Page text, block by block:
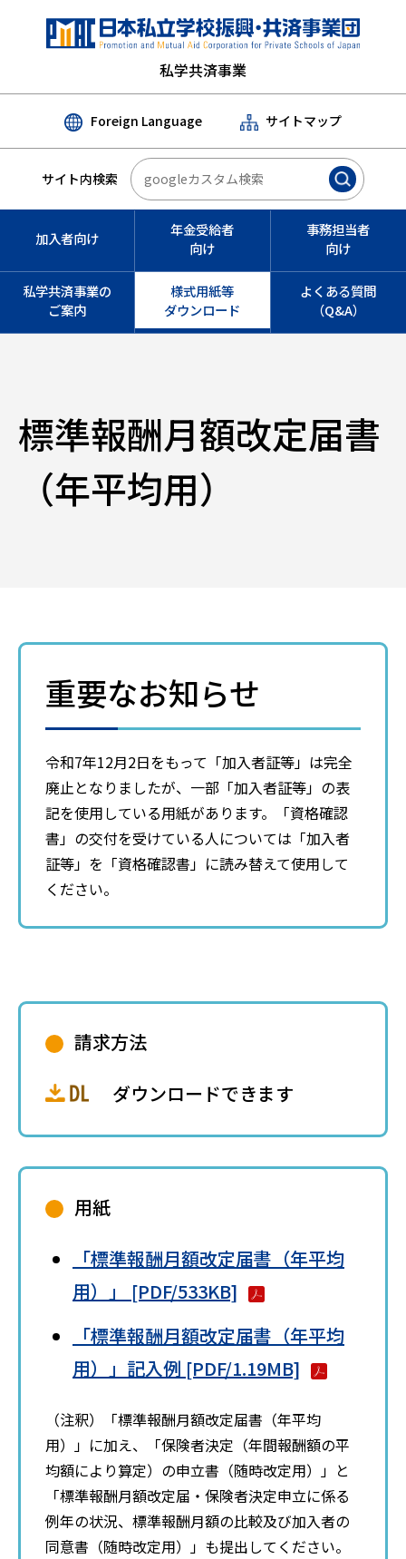
私学共済事業
Foreign Language サイトマップ
サイト内検索
加入者向け
年金受給者
向け
事務担当者
向け
私学共済事業の
ご案内
様式用紙等
ダウンロード
よくある質問
（Q&A）
標準報酬月額改定届書
（年平均用）
重要なお知らせ
令和7年12月2日をもって「加入者証等」は完全
廃止となりましたが、一部「加入者証等」の表
記を使用している用紙があります。「資格確認
書」の交付を受けている人については「加入者
証等」を「資格確認書」に読み替えて使用して
ください。
請求方法
ダウンロードできます
用紙
「標準報酬月額改定届書（年平均
用）」 [PDF/533KB]
「標準報酬月額改定届書（年平均
用）」記入例 [PDF/1.19MB]
（注釈）「標準報酬月額改定届書（年平均
用）」に加え、「保険者決定（年間報酬額の平
均額により算定）の申立書（随時改定用）」と
「標準報酬月額改定届・保険者決定申立に係る
例年の状況、標準報酬月額の比較及び加入者の
同意書（随時改定用）」も提出してください。